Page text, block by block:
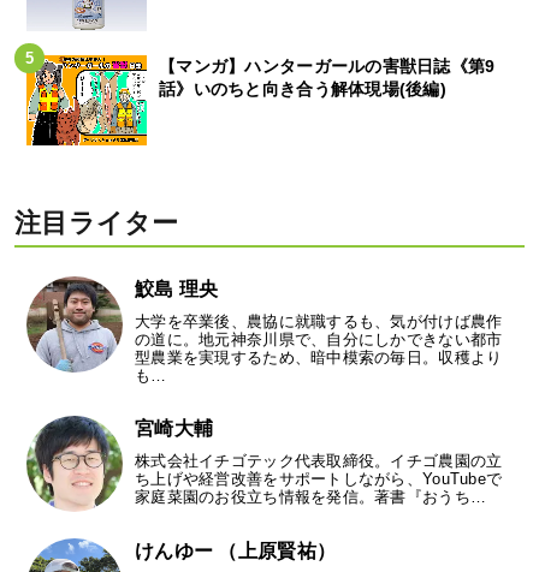
【マンガ】ハンターガールの害獣日誌《第9
話》いのちと向き合う解体現場(後編)
注目ライター
鮫島 理央
大学を卒業後、農協に就職するも、気が付けば農作
の道に。地元神奈川県で、自分にしかできない都市
型農業を実現するため、暗中模索の毎日。収穫より
も…
宮崎大輔
株式会社イチゴテック代表取締役。イチゴ農園の立
ち上げや経営改善をサポートしながら、YouTubeで
家庭菜園のお役立ち情報を発信。著書『おうち…
けんゆー （上原賢祐）